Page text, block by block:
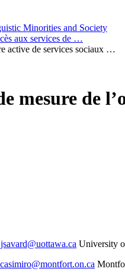
Minorities and Society
aux services de …
active de services sociaux …
mesure de
jsavard@uottawa.ca University